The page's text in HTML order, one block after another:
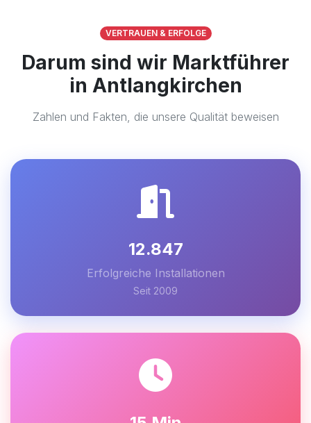
VERTRAUEN & ERFOLGE
Darum sind wir Marktführer
in Antlangkirchen
Zahlen und Fakten, die unsere Qualität beweisen
12.847
Erfolgreiche Installationen
Seit 2009